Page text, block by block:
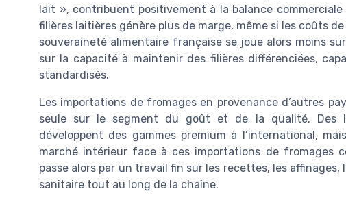
lait », contribuent positivement à la balance
filières laitières génère plus de marge, même si les coûts
souveraineté alimentaire française se joue alors moins
sur la capacité à maintenir des filières différenciées,
standardisés.
Les importations de fromages en provenance d’autres
seule sur le segment du goût et de la qualité. Des
développent des gammes premium à l’international,
marché intérieur face à ces importations de fromages
passe alors par un travail fin sur les recettes, les
sanitaire tout au long de la chaîne.